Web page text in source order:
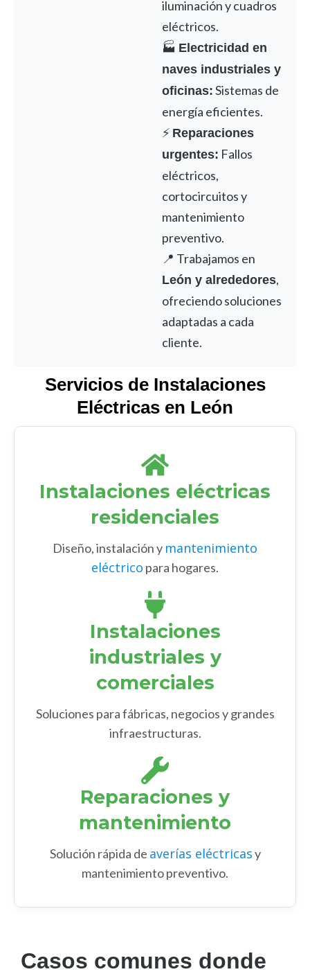
iluminación y cuadros
eléctricos.
🏭 Electricidad en
naves industriales y
oficinas: Sistemas de
energía eficientes.
⚡ Reparaciones
urgentes: Fallos
eléctricos,
cortocircuitos y
mantenimiento
preventivo.
📍 Trabajamos en
León y alrededores,
ofreciendo soluciones
adaptadas a cada
cliente.
Servicios de Instalaciones
Eléctricas en León
Instalaciones eléctricas
residenciales
Diseño, instalación y mantenimiento
eléctrico para hogares.
Instalaciones
industriales y
comerciales
Soluciones para fábricas, negocios y grandes
infraestructuras.
Reparaciones y
mantenimiento
Solución rápida de averías eléctricasy
mantenimiento preventivo.
Casos comunes donde